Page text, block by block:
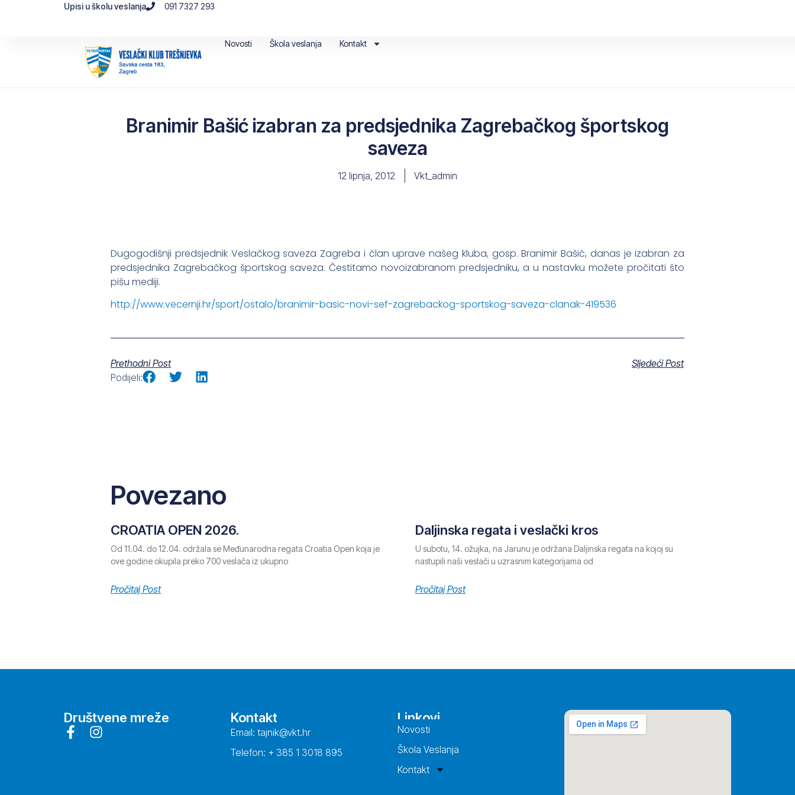
Upisi u školu veslanja 091 7327 293
Novosti Škola veslanja Kontakt
Branimir Bašić izabran za predsjednika Zagrebačkog športskog
saveza
12 lipnja, 2012 Vkt_admin
Dugogodišnji predsjednik Veslačkog saveza Zagreba i član uprave našeg kluba, gosp. Branimir Bašić, danas je izabran za
predsjednika Zagrebačkog športskog saveza. Čestitamo novoizabranom predsjedniku, a u nastavku možete pročitati što
pišu mediji.
http://www.vecernji.hr/sport/ostalo/branimir-basic-novi-sef-zagrebackog-sportskog-saveza-clanak-419536
Prethodni Post
Sljedeći Post
Podijeli:
Povezano
CROATIA OPEN 2026.
Od 11.04. do 12.04. održala se Međunarodna regata Croatia Open koja je
ove godine okupila preko 700 veslača iz ukupno
Pročitaj Post
Daljinska regata i veslački kros
U subotu, 14. ožujka, na Jarunu je održana Daljinska regata na kojoj su
nastupili naši veslači u uzrasnim kategorijama od
Pročitaj Post
Društvene mreže Kontakt
Email: tajnik@vkt.hr
Telefon: + 385 1 3018 895
Linkovi
Novosti
Škola Veslanja
Kontakt